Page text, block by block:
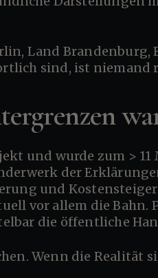
sind, ist niemand
der
und
vor allem die Bahn.
die öffentliche